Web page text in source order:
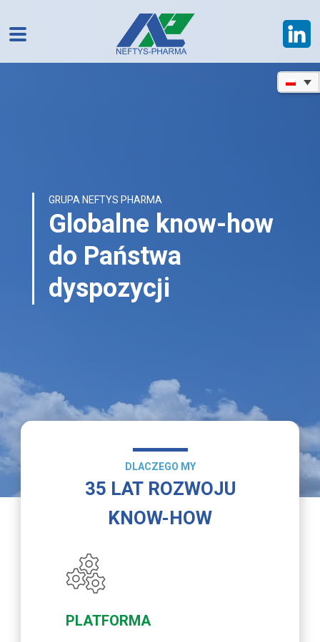
GRUPA NEFTYS PHARMA
Globalne know-how
do Państwa
dyspozycji
DLACZEGO MY
35 LAT ROZWOJU
KNOW-HOW
PLATFORMA